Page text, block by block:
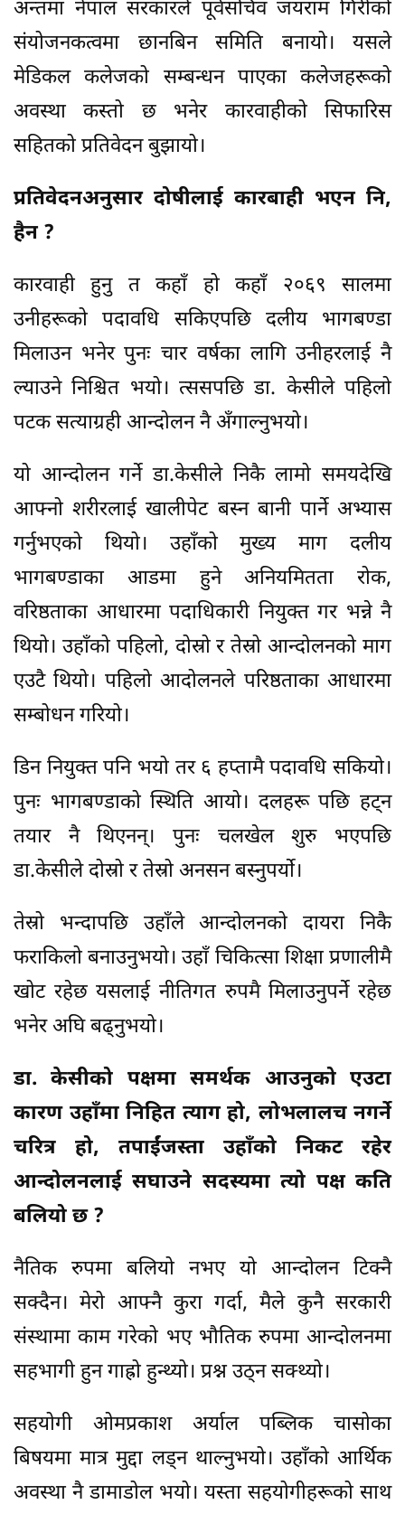
अन्तमा नेपाल सरकारले पूर्वसचिव जयराम गिरीको
संयोजनकत्वमा छानबिन समिति बनायो। यसले
मेडिकल कलेजको सम्बन्धन पाएका कलेजहरूको
अवस्था कस्तो छ भनेर कारवाहीको सिफारिस
सहितको प्रतिवेदन बुझायो।
प्रतिवेदनअनुसार दोषीलाई कारबाही भएन नि,
हैन ?
कारवाही हुनु त कहाँ हो कहाँ २०६९ सालमा
उनीहरूको पदावधि सकिएपछि दलीय भागबण्डा
मिलाउन भनेर पुनः चार वर्षका लागि उनीहरलाई नै
ल्याउने निश्चित भयो। त्ससपछि डा. केसीले पहिलो
पटक सत्याग्रही आन्दोलन नै अँगाल्नुभयो।
यो आन्दोलन गर्ने डा.केसीले निकै लामो समयदेखि
आफ्नो शरीरलाई खालीपेट बस्न बानी पार्ने अभ्यास
गर्नुभएको थियो। उहाँको मुख्य माग दलीय
भागबण्डाका आडमा हुने अनियमितता रोक,
वरिष्ठताका आधारमा पदाधिकारी नियुक्त गर भन्ने नै
थियो। उहाँको पहिलो, दोस्रो र तेस्रो आन्दोलनको माग
एउटै थियो। पहिलो आदोलनले परिष्ठताका आधारमा
सम्बोधन गरियो।
डिन नियुक्त पनि भयो तर ६ हप्तामै पदावधि सकियो।
पुनः भागबण्डाको स्थिति आयो। दलहरू पछि हट्न
तयार नै थिएनन्। पुनः चलखेल शुरु भएपछि
डा.केसीले दोस्रो र तेस्रो अनसन बस्नुपर्यो।
तेस्रो भन्दापछि उहाँले आन्दोलनको दायरा निकै
फराकिलो बनाउनुभयो। उहाँ चिकित्सा शिक्षा प्रणालीमै
खोट रहेछ यसलाई नीतिगत रुपमै मिलाउनुपर्ने रहेछ
भनेर अघि बढ्नुभयो।
डा. केसीको पक्षमा समर्थक आउनुको एउटा
कारण उहाँमा निहित त्याग हो, लोभलालच नगर्ने
चरित्र हो, तपाईंजस्ता उहाँको निकट रहेर
आन्दोलनलाई सघाउने सदस्यमा त्यो पक्ष कति
बलियो छ ?
नैतिक रुपमा बलियो नभए यो आन्दोलन टिक्नै
सक्दैन। मेरो आफ्नै कुरा गर्दा, मैले कुनै सरकारी
संस्थामा काम गरेको भए भौतिक रुपमा आन्दोलनमा
सहभागी हुन गाह्रो हुन्थ्यो। प्रश्न उठ्न सक्थ्यो।
सहयोगी ओमप्रकाश अर्याल पब्लिक चासोका
बिषयमा मात्र मुद्दा लड्न थाल्नुभयो। उहाँको आर्थिक
अवस्था नै डामाडोल भयो। यस्ता सहयोगीहरूको साथ